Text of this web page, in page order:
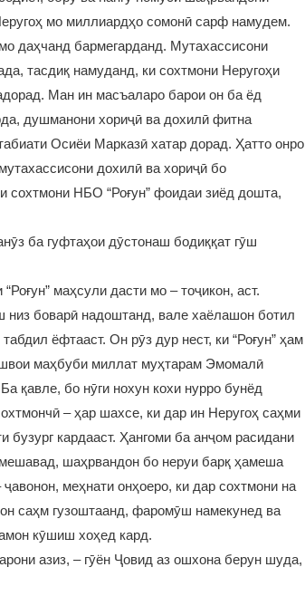
мо миллиардҳо сомонӣ сарф намудем.
даҳчанд бармегарданд. Мутахассисони
тасдиқ намуданд, ки сохтмони Неругоҳи
Ман ин масъаларо барои он ба ёд
душманони хориҷӣ ва дохилӣ фитна
Осиёи Марказӣ хатар дорад. Ҳатто онро
дохилӣ ва хориҷӣ бо
сохтмони НБО “Роғун” фоидаи зиёд дошта,
ба гуфтаҳои дӯстонаш бодиққат гӯш
маҳсули дасти мо – тоҷикон, аст.
боварӣ надоштанд, вале хаёлашон ботил
ёфтааст. Он рӯз дур нест, ки “Роғун” ҳам
маҳбуби миллат муҳтарам Эмомалӣ
қавле, бо нӯги нохун кохи нурро бунёд
– ҳар шахсе, ки дар ин Неругоҳ саҳми
бузург кардааст. Ҳангоми ба анҷом расидани
шаҳрвандон бо неруи барқ ҳамеша
меҳнати онҳоеро, ки дар сохтмони на
саҳм гузоштаанд, фаромӯш намекунед ва
кӯшиш хоҳед кард.
азиз, – гӯён Ҷовид аз ошхона берун шуда,